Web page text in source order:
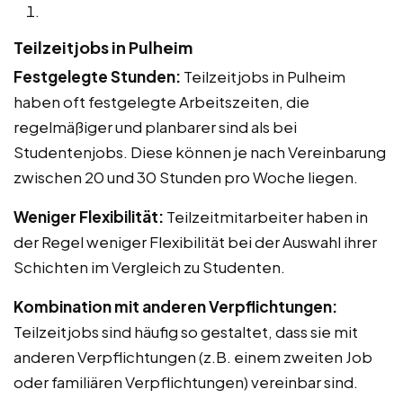
Teilzeitjobs in Pulheim
Festgelegte Stunden: Teilzeitjobs in Pulheim
haben oft festgelegte Arbeitszeiten, die
regelmäßiger und planbarer sind als bei
Studentenjobs. Diese können je nach Vereinbarung
zwischen 20 und 30 Stunden pro Woche liegen.
Weniger Flexibilität: Teilzeitmitarbeiter haben in
der Regel weniger Flexibilität bei der Auswahl ihrer
Schichten im Vergleich zu Studenten.
Kombination mit anderen Verpflichtungen:
Teilzeitjobs sind häufig so gestaltet, dass sie mit
anderen Verpflichtungen (z.B. einem zweiten Job
oder familiären Verpflichtungen) vereinbar sind.